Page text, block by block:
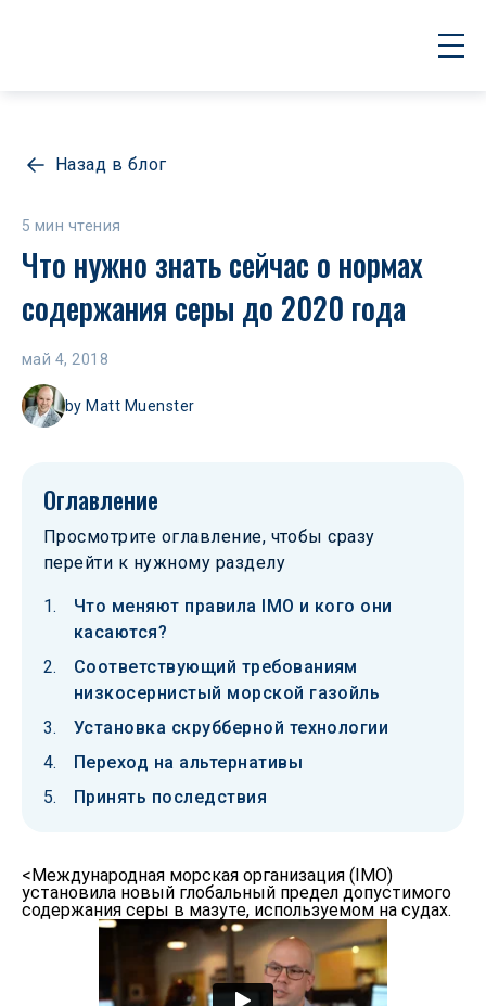
Назад в блог
5 мин чтения
Что нужно знать сейчас о нормах
содержания серы до 2020 года
май 4, 2018
by Matt Muenster
Оглавление
Просмотрите оглавление, чтобы сразу
перейти к нужному разделу
Что меняют правила IMO и кого они
касаются?
Соответствующий требованиям
низкосернистый морской газойль
Установка скрубберной технологии
Переход на альтернативы
Принять последствия
<Международная морская организация (IMO)
установила новый глобальный предел допустимого
содержания серы в мазуте, используемом на судах.